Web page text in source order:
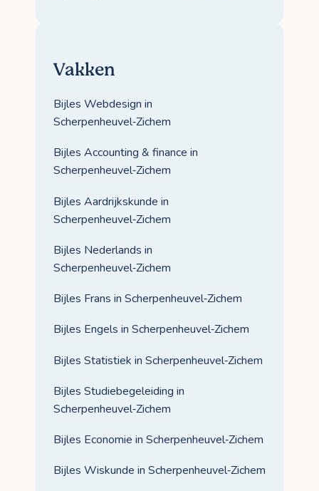
Vakken
Bijles Webdesign in
Scherpenheuvel‑Zichem
Bijles Accounting & finance in
Scherpenheuvel‑Zichem
Bijles Aardrijkskunde in
Scherpenheuvel‑Zichem
Bijles Nederlands in
Scherpenheuvel‑Zichem
Bijles Frans in Scherpenheuvel‑Zichem
Bijles Engels in Scherpenheuvel‑Zichem
Bijles Statistiek in Scherpenheuvel‑Zichem
Bijles Studiebegeleiding in
Scherpenheuvel‑Zichem
Bijles Economie in Scherpenheuvel‑Zichem
Bijles Wiskunde in Scherpenheuvel‑Zichem